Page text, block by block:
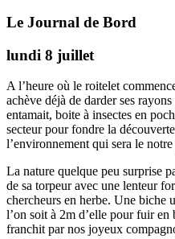
Le Journal de Bord
lundi 8 juillet
A l’heure où le roitelet
achève déjà de darder ses
entamait, boite à insectes en
secteur pour fondre la
l’environnement qui sera le
La nature quelque peu surprise
de sa torpeur avec une lenteur
chercheurs en herbe. Une biche
l’on soit à 2m d’elle pour fuir en
franchit par nos joyeux